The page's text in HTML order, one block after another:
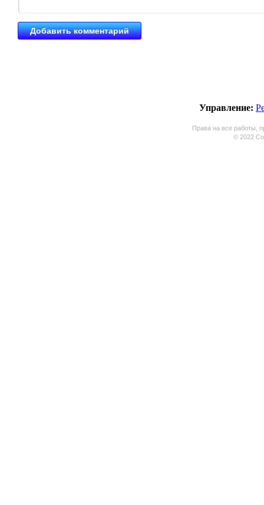
Управление:
Права на все работы,
© 2022